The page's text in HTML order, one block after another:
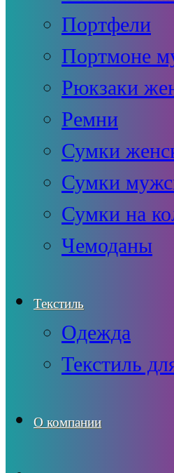
Портфели
Портмоне
Рюкзаки
Ремни
Сумки
Сумки
Сумки на
Чемоданы
Текстиль
Одежда
Текстиль
О компании